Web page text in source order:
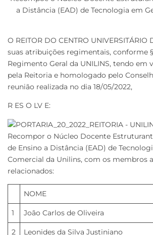
a Distância (EAD) de Tecnologia em
O REITOR DO CENTRO UNIVERSITÁRIO
suas atribuições regimentais, conforme §
Regimento Geral da UNILINS, tendo em
pela Reitoria e homologado pelo
reunião realizada no dia 18/05/2022,
R ES O LV E:
Recompor o Núcleo Docente
de Ensino a Distância (EAD) de
Comercial da Unilins, com os membros
relacionados:
NOME
1 João Carlos de Oliveira
2 Leonides da Silva Justiniano